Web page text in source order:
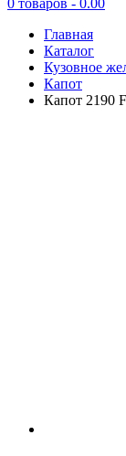
Главная
Каталог
Кузовное
Капот
Капот 2190